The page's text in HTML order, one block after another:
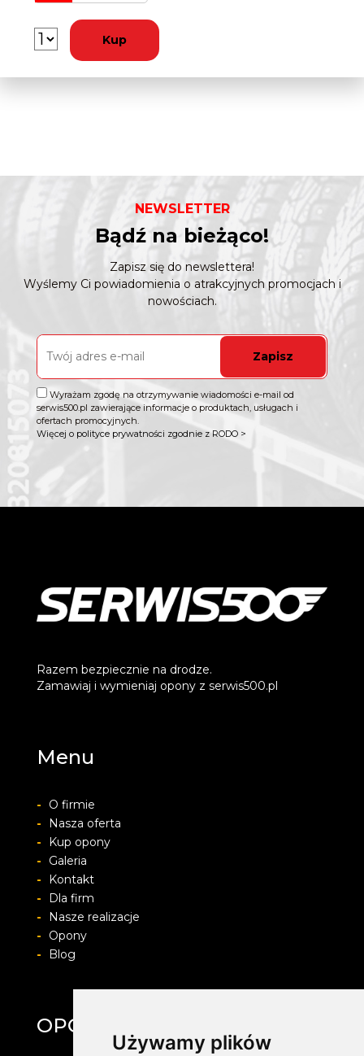
Używamy plików
Kup
NEWSLETTER
Bądź na bieżąco!
Zapisz się do newslettera!
Wyślemy Ci powiadomienia o atrakcyjnych promocjach i
nowościach.
Zapisz
Wyrażam zgodę na otrzymywanie wiadomości e-mail od
serwis500.pl zawierające informacje o produktach, usługach i
ofertach promocyjnych.
Więcej o polityce prywatności zgodnie z RODO >
Razem bezpiecznie na drodze.
Zamawiaj i wymieniaj opony z serwis500.pl
Menu
-
O firmie
-
Nasza oferta
-
Kup opony
-
Galeria
-
Kontakt
-
Dla firm
-
Nasze realizacje
-
Opony
-
Blog
OPONYFELGIALU.PL